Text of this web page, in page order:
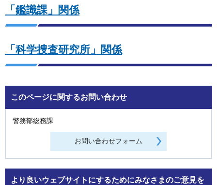
「鑑識課」関係
「科学捜査研究所」関係
このページに関するお問い合わせ
警務部総務課
より良いウェブサイトにするためにみなさまのご意見を